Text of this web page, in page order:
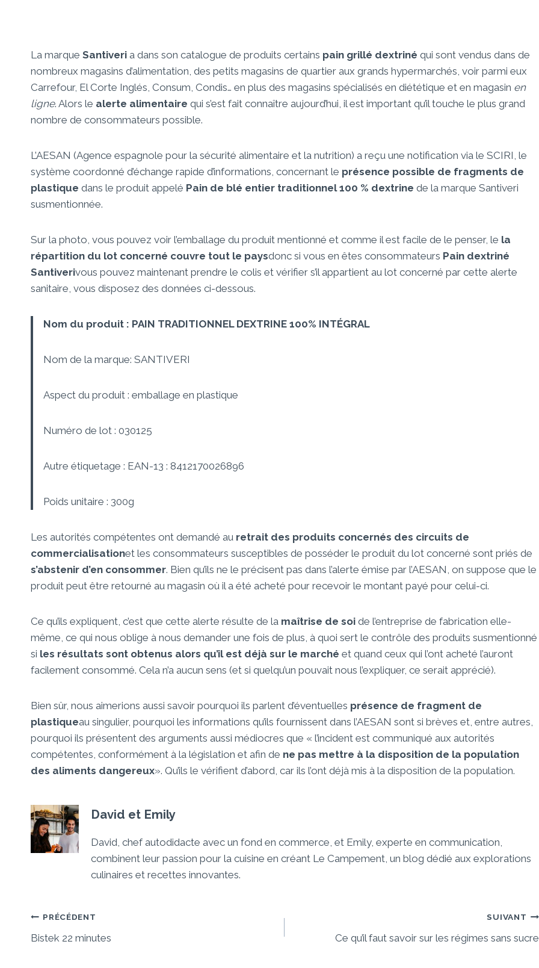
La marque Santiveri a dans son catalogue de produits certains pain grillé dextriné qui sont vendus dans de
nombreux magasins d’alimentation, des petits magasins de quartier aux grands hypermarchés, voir parmi eux
Carrefour, El Corte Inglés, Consum, Condis… en plus des magasins spécialisés en diététique et en magasin en
ligne. Alors le alerte alimentaire qui s’est fait connaître aujourd’hui, il est important qu’il touche le plus grand
nombre de consommateurs possible.
L’AESAN (Agence espagnole pour la sécurité alimentaire et la nutrition) a reçu une notification via le SCIRI, le
système coordonné d’échange rapide d’informations, concernant le présence possible de fragments de
plastique dans le produit appelé Pain de blé entier traditionnel 100 % dextrine de la marque Santiveri
susmentionnée.
Sur la photo, vous pouvez voir l’emballage du produit mentionné et comme il est facile de le penser, le la
répartition du lot concerné couvre tout le paysdonc si vous en êtes consommateurs Pain dextriné
Santiverivous pouvez maintenant prendre le colis et vérifier s’il appartient au lot concerné par cette alerte
sanitaire, vous disposez des données ci-dessous.
Nom du produit : PAIN TRADITIONNEL DEXTRINE 100% INTÉGRAL
Nom de la marque: SANTIVERI
Aspect du produit : emballage en plastique
Numéro de lot : 030125
Autre étiquetage : EAN-13 : 8412170026896
Poids unitaire : 300g
Les autorités compétentes ont demandé au retrait des produits concernés des circuits de
commercialisationet les consommateurs susceptibles de posséder le produit du lot concerné sont priés de
s’abstenir d’en consommer. Bien qu’ils ne le précisent pas dans l’alerte émise par l’AESAN, on suppose que le
produit peut être retourné au magasin où il a été acheté pour recevoir le montant payé pour celui-ci.
Ce qu’ils expliquent, c’est que cette alerte résulte de la maîtrise de soi de l’entreprise de fabrication elle-
même, ce qui nous oblige à nous demander une fois de plus, à quoi sert le contrôle des produits susmentionné
si les résultats sont obtenus alors qu’il est déjà sur le marché et quand ceux qui l’ont acheté l’auront
facilement consommé. Cela n’a aucun sens (et si quelqu’un pouvait nous l’expliquer, ce serait apprécié).
Bien sûr, nous aimerions aussi savoir pourquoi ils parlent d’éventuelles présence de fragment de
plastiqueau singulier, pourquoi les informations qu’ils fournissent dans l’AESAN sont si brèves et, entre autres,
pourquoi ils présentent des arguments aussi médiocres que « l’incident est communiqué aux autorités
compétentes, conformément à la législation et afin de ne pas mettre à la disposition de la population
des aliments dangereux». Qu’ils le vérifient d’abord, car ils l’ont déjà mis à la disposition de la population.
David et Emily
David, chef autodidacte avec un fond en commerce, et Emily, experte en communication,
combinent leur passion pour la cuisine en créant Le Campement, un blog dédié aux explorations
culinaires et recettes innovantes.
Navigation
De
PRÉCÉDENT
Bistek 22 minutes
SUIVANT
Ce qu’il faut savoir sur les régimes sans sucre